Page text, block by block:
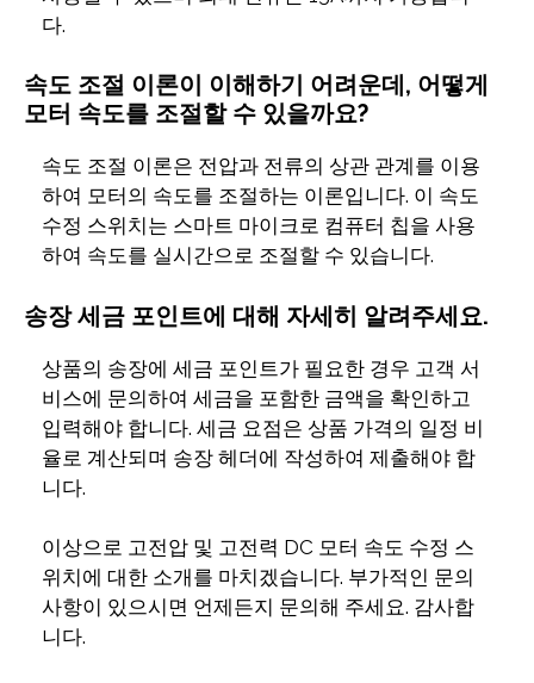
다.
속도 조절 이론이 이해하기 어려운데, 어떻게
모터 속도를 조절할 수 있을까요?
속도 조절 이론은 전압과 전류의 상관 관계를 이용
하여 모터의 속도를 조절하는 이론입니다. 이 속도
수정 스위치는 스마트 마이크로 컴퓨터 칩을 사용
하여 속도를 실시간으로 조절할 수 있습니다.
송장 세금 포인트에 대해 자세히 알려주세요.
상품의 송장에 세금 포인트가 필요한 경우 고객 서
비스에 문의하여 세금을 포함한 금액을 확인하고
입력해야 합니다. 세금 요점은 상품 가격의 일정 비
율로 계산되며 송장 헤더에 작성하여 제출해야 합
니다.
이상으로 고전압 및 고전력 DC 모터 속도 수정 스
위치에 대한 소개를 마치겠습니다. 부가적인 문의
사항이 있으시면 언제든지 문의해 주세요. 감사합
니다.